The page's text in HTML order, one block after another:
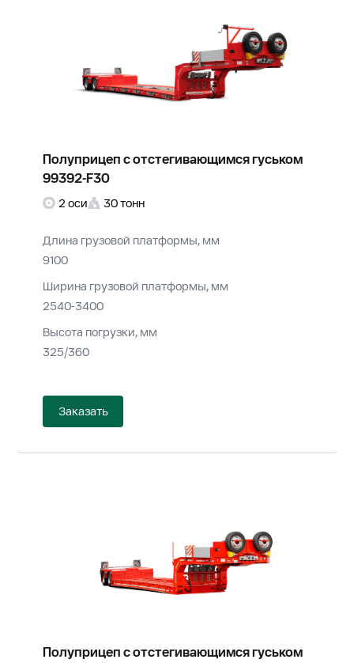
Полуприцеп с отстегивающимся гуськом
99392-F30
2 оси 30 тонн
Длина грузовой платформы, мм
9100
Ширина грузовой платформы, мм
2540-3400
Высота погрузки, мм
325/360
Заказать
Полуприцеп с отстегивающимся гуськом